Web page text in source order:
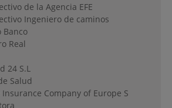
de la Agencia EFE
Ingeniero de caminos
Banco
Real
24 S.L
Salud
Insurance Company of Europe S